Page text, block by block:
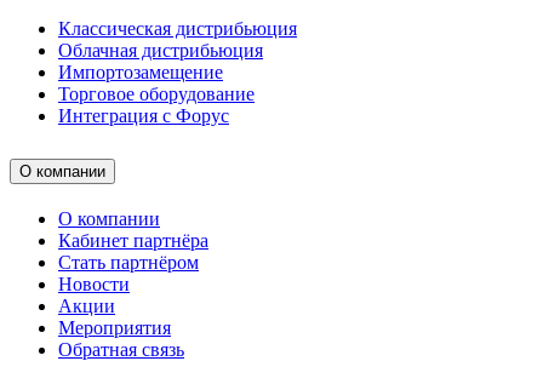
Классическая дистрибьюция
Облачная дистрибьюция
Импортозамещение
Торговое оборудование
Интеграция с Форус
О компании
О компании
Кабинет партнёра
Стать партнёром
Новости
Акции
Мероприятия
Обратная связь